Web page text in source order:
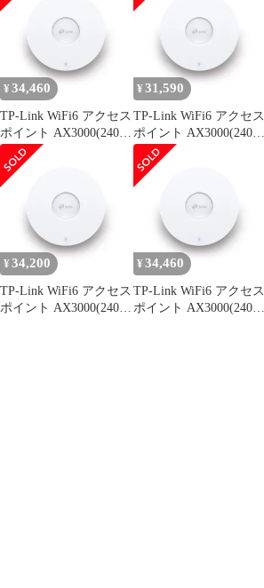
Omadaメッシュ PoE+
対応 超スリム設計
EAP653 [3.) WiFi6
AX3000規格 EAP653]
Omadaメッシュ PoE+
対応 超スリム設計
EAP653 [3.) WiFi6
AX3000規格 EAP653]
¥ 34,460
TP-Link WiFi6 アクセス
ポイント AX3000(2402
+ 574Mbps) 規格 11ax
法人向け シーリング
Omadaメッシュ PoE+
対応 超スリム設計
EAP653
¥ 31,590
TP-Link WiFi6 アクセス
ポイント AX3000(2402
+ 574Mbps) 規格 11ax
法人向け シーリング
Omadaメッシュ PoE+
対応 超スリム設計
EAP653
¥ 34,200
TP-Link WiFi6 アクセス
ポイント AX3000(2402
¥ 34,460
TP-Link WiFi6 アクセス
ポイント AX3000(2402